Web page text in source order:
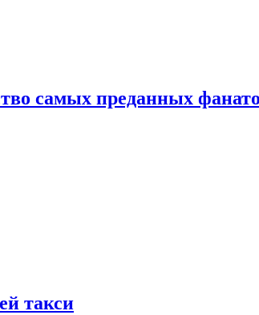
самых преданных
такси